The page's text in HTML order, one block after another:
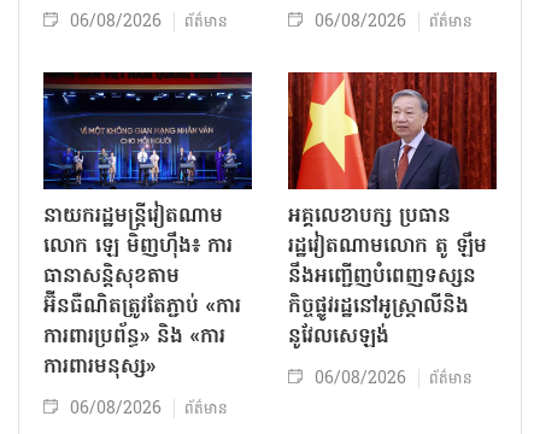
06/08/2026 ព័ត៌មាន 06/08/2026 ព័ត៌មាន
នាយករដ្ឋមន្ត្រីវៀតណាម
លោក ឡេ មិញហ៊ឹង៖ ការ
ធានាសន្តិសុខតាម
អ៊ីនធឺណិតត្រូវតែភ្ជាប់ «ការ
ការពារប្រព័ន្ធ» និង «ការ
ការពារមនុស្ស»
06/08/2026 ព័ត៌មាន
អគ្គលេខាបក្ស ប្រធាន
រដ្ឋវៀតណាមលោក តូ ឡឹម
នឹងអញ្ជើញបំពេញទស្សន
កិច្ចផ្លូវរដ្ឋនៅអូស្ត្រាលីនិង
នូវែលសេឡង់
06/08/2026 ព័ត៌មាន